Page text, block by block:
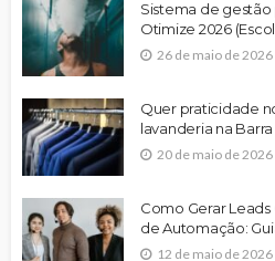
Sistema de
Otimize 2026
26 de maio de 2026
Quer praticidade
lavanderia na
20 de maio de 2026
Como Gerar
de Automação:
12 de maio de 2026